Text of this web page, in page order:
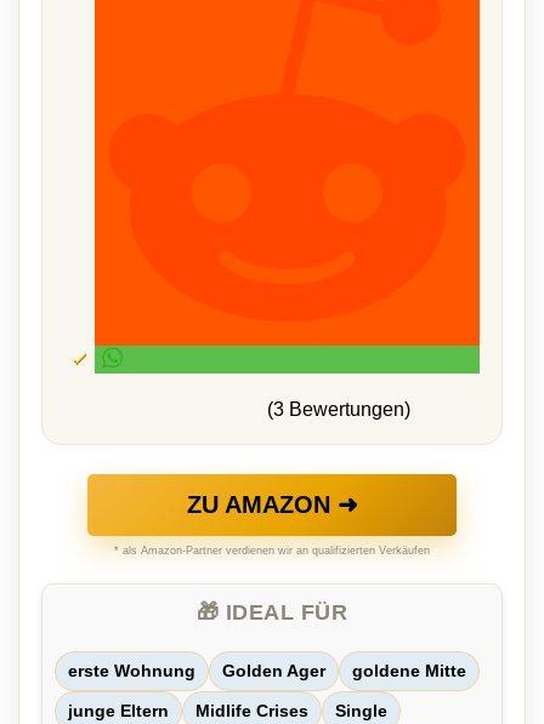
(3 Bewertungen)
ZU AMAZON ➜
* als Amazon-Partner verdienen wir an qualifizierten Verkäufen
🎁 IDEAL FÜR
erste Wohnung Golden Ager goldene Mitte
junge Eltern Midlife Crises Single